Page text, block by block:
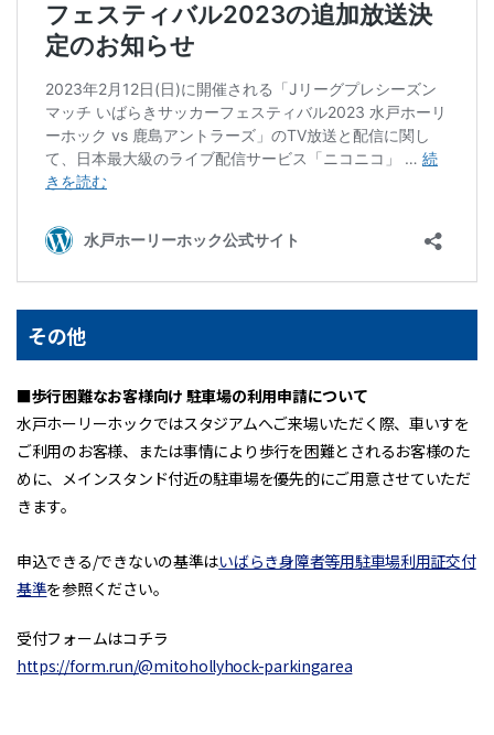
その他
■歩行困難なお客様向け 駐車場の利用申請について
水戸ホーリーホックではスタジアムへご来場いただく際、車いすを
ご利用のお客様、または事情により歩行を困難とされるお客様のた
めに、メインスタンド付近の駐車場を優先的にご用意させていただ
きます。
申込できる/できないの基準はいばらき身障者等用駐車場利用証交付
基準を参照ください。
受付フォームはコチラ
https://form.run/@mitohollyhock-parkingarea